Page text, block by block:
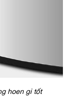
hoen gỉ tốt